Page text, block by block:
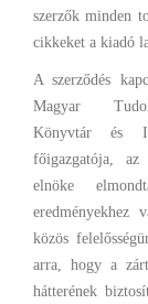
szerzők minden
cikkeket a kiadó
A szerződés
Magyar
Könyvtár és
főigazgatója, az
elnöke
eredményekhez
közös
arra, hogy a
hátterének